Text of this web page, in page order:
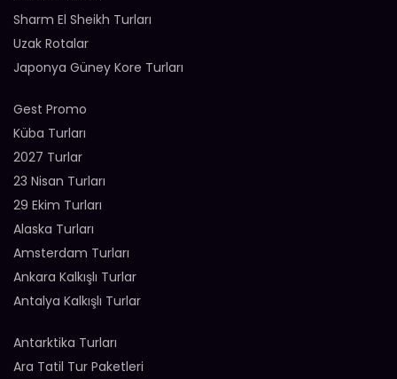
Sharm El Sheikh Turları
Uzak Rotalar
Japonya Güney Kore Turları
Gest Promo
Küba Turları
2027 Turlar
23 Nisan Turları
29 Ekim Turları
Alaska Turları
Amsterdam Turları
Ankara Kalkışlı Turlar
Antalya Kalkışlı Turlar
Antarktika Turları
Ara Tatil Tur Paketleri